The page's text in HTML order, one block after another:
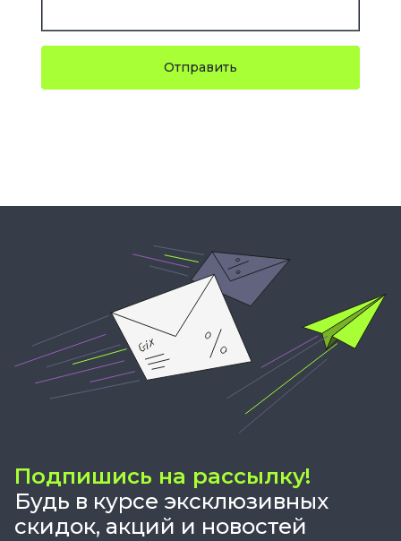
Отправить
Подпишись на рассылку!
Будь в курсе эксклюзивных
скидок, акций и новостей